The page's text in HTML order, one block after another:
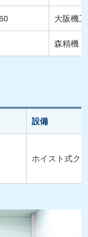
大阪機
森精機
設備
ホイスト式ク